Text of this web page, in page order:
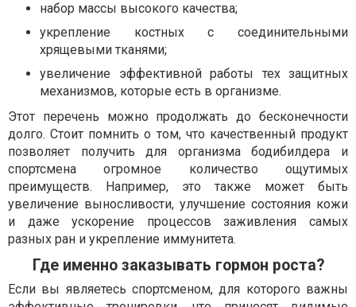
набор массы высокого качества;
укрепление костных с соединительными
хрящевыми тканями;
увеличение эффективной работы тех защитных
механизмов, которые есть в организме.
Этот перечень можно продолжать до бесконечности
долго. Стоит помнить о том, что качественный продукт
позволяет получить для организма бодибилдера и
спортсмена огромное количество ощутимых
преимуществ. Например, это также может быть
увеличение выносливости, улучшение состояния кожи
и даже ускорение процессов заживления самых
разных ран и укрепление иммунитета.
Где именно заказывать гормон роста?
Если вы являетесь спортсменом, для которого важны